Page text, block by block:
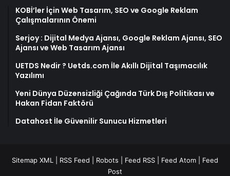
KOBİ’ler İçin Web Tasarım, SEO ve Google Reklam
Çalışmalarının Önemi
Serjoy : Dijital Medya Ajansı, Google Reklam Ajansı, SEO
Ajansı ve Web Tasarım Ajansı
UETDS Nedir ? Uetds.com İle Akıllı Dijital Taşımacılık
Yazılımı
Yeni Dünya Düzensizliği Çağında Türk Dış Politikası ve
Hakan Fidan Faktörü
Datahost İle Güvenilir Sunucu Hizmetleri
Sitemap XML RSS Feed Robots Feed RSS Feed Atom
Feed
Post